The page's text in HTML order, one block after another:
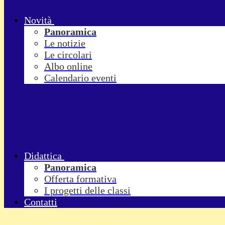
Novità
Panoramica
Le notizie
Le circolari
Albo online
Calendario eventi
Didattica
Panoramica
Offerta formativa
I progetti delle classi
Contatti